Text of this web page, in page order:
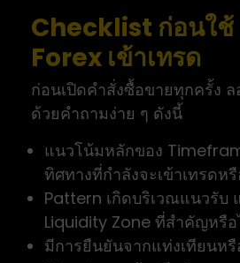
Checklist ก่อนใ
Forex เข้าเทรด
ก่อนเปิดคำสั่งซื้อขายทุกครั้ง ล
ด้วยคำถามง่าย ๆ ดังนี้
แนวโน้มหลักของ
ทิศทางที่กำลังจะเข้าเทรดห
Pattern เกิดบริเวณแนวรับ
Liquidity Zone ที่สำคัญหรือ
มีการยืนยันจากแท่งเทียนห